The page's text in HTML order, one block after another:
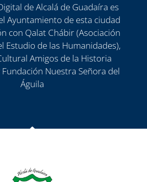
de Alcalá de Guadaíra es
Ayuntamiento de esta ciudad
con Qalat Chábir (Asociación
Estudio de las Humanidades),
Amigos de la Historia
Nuestra Señora del
Águila